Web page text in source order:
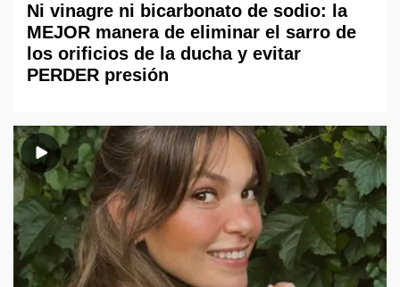
Ni vinagre ni bicarbonato de sodio: la
MEJOR manera de eliminar el sarro de
los orificios de la ducha y evitar
PERDER presión